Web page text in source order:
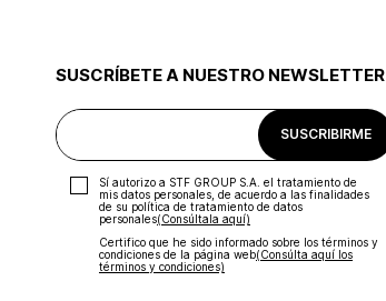
SUSCRÍBETE A NUESTRO NEWSLETTER
SUSCRIBIRME
Sí autorizo a STF GROUP S.A. el tratamiento de
mis datos personales, de acuerdo a las finalidades
de su política de tratamiento de datos
personales‎(Consúltala aquí)
Certifico que he sido informado sobre los términos y
condiciones de la página web‎(Consúlta aquí los
términos y condiciones)